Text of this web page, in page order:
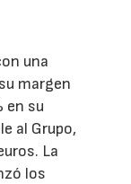
una
margen
en su
al Grupo,
La
los